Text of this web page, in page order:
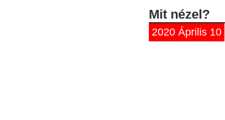
Mit nézel?
2020 Április 10